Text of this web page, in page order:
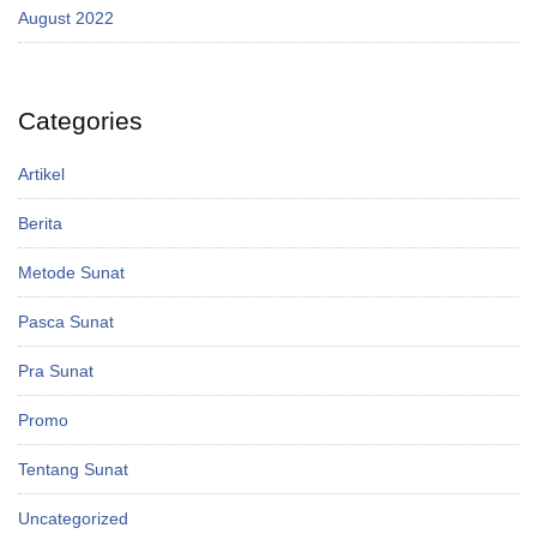
August 2022
Categories
Artikel
Berita
Metode Sunat
Pasca Sunat
Pra Sunat
Promo
Tentang Sunat
Uncategorized